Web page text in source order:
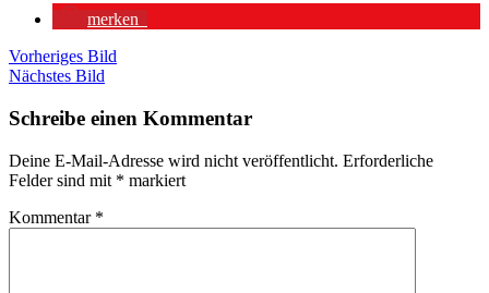
merken
Vorheriges Bild
Nächstes Bild
Schreibe einen Kommentar
Deine E-Mail-Adresse wird nicht veröffentlicht. Erforderliche
Felder sind mit * markiert
Kommentar *